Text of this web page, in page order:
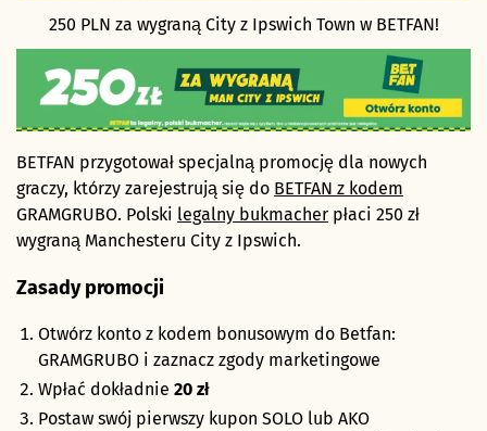
250 PLN za wygraną City z Ipswich Town w BETFAN!
BETFAN przygotował specjalną promocję dla nowych
graczy, którzy zarejestrują się do BETFAN z kodem
GRAMGRUBO. Polski legalny bukmacher płaci 250 zł
wygraną Manchesteru City z Ipswich.
Zasady promocji
Otwórz konto z kodem bonusowym do Betfan:
GRAMGRUBO i zaznacz zgody marketingowe
Wpłać dokładnie 20 zł
Postaw swój pierwszy kupon SOLO lub AKO